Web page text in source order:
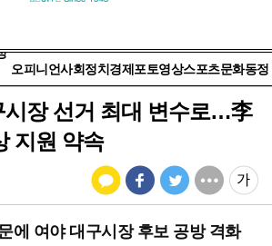
오피니언사회정치 경제 포토영상스포츠문화동정
시장 선거 최대 변수로…李
지원 약속
에 여야 대구시장 후보 공방 격화